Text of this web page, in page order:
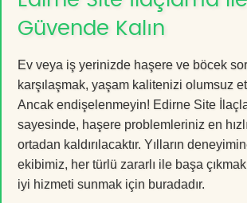
Güvende Kalın
Ev veya iş yerinizde haşere ve böcek
karşılaşmak, yaşam kalitenizi olumsuz
Ancak endişelenmeyin! Edirne Site
sayesinde, haşere problemleriniz en
ortadan kaldırılacaktır. Yılların
ekibimiz, her türlü zararlı ile başa
iyi hizmeti sunmak için buradadır.